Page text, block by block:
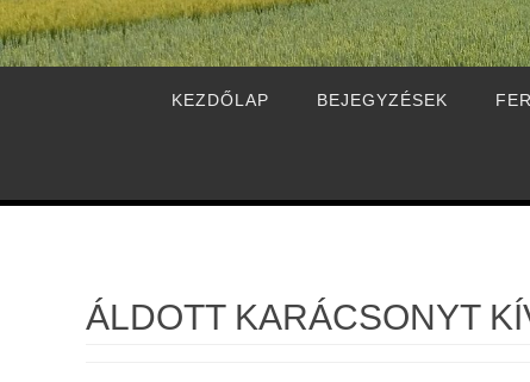
KEZDŐLAP
BEJEGYZÉSEK
ÁLDOTT KARÁCSONYT